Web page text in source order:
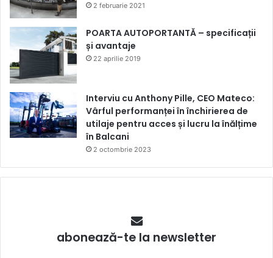
2 februarie 2021
POARTA AUTOPORTANTĂ – specificații
și avantaje
22 aprilie 2019
Interviu cu Anthony Pille, CEO Mateco:
Vârful performanței în închirierea de
utilaje pentru acces și lucru la înălțime
în Balcani
2 octombrie 2023
abonează-te la newsletter